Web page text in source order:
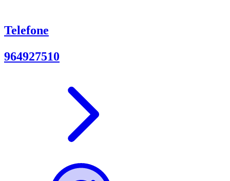
Telefone
964927510